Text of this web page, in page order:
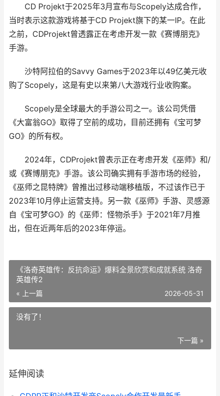
CD Projekt于2025年3月宣布与Scopely达成合作，
当时表示这款游戏将基于CD Projekt旗下的某一IP。在此
之前，CDProjekt曾透露正在考虑开发一款《赛博朋克》
手游。
沙特阿拉伯的Savvy Games于2023年以49亿美元收
购了Scopely，这是有史以来第八大游戏行业收购案。
Scopely是全球最大的手游公司之一。该公司凭借
《大富翁GO》取得了空前的成功，目前还拥有《宝可梦
GO》的所有权。
2024年，CDProjekt曾表示正在考虑开发《巫师》和/
或《赛博朋克》手游。该公司确实拥有手游市场的经验，
《巫师之昆特牌》曾推出过移动端移植版，不过该作已于
2023年10月停止运营支持。另一款《巫师》手游、灵感源
自《宝可梦GO》的《巫师：怪物杀手》于2021年7月推
出，但在近两年后的2023年停运。
《洛奇英雄传：反抗命运》爆料全景欣赏和成就系统 洛奇
英雄传2
« 上一篇 2026-05-31
没有了！
下一篇 »
延伸阅读